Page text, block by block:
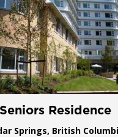
Residence
Springs, British